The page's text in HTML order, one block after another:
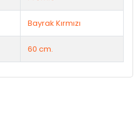
Bayrak Kırmızı
60 cm.